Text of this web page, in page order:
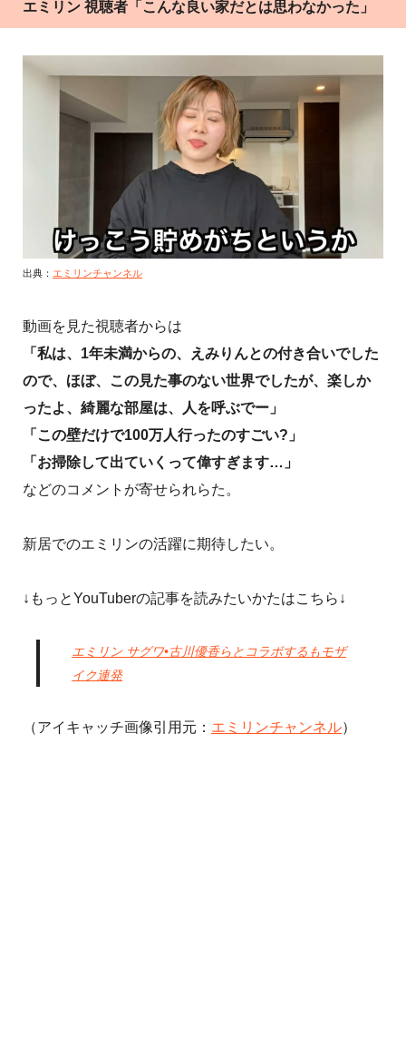
エミリン 視聴者「こんな良い家だとは思わなかった」
出典： エミリンチャンネル
動画を見た視聴者からは
「私は、1年未満からの、えみりんとの付き合いでした
ので、ほぼ、この見た事のない世界でしたが、楽しか
ったよ、綺麗な部屋は、人を呼ぶでー」
「この壁だけで100万人行ったのすごい?」
「お掃除して出ていくって偉すぎます…」
などのコメントが寄せられらた。
新居でのエミリンの活躍に期待したい。
↓もっとYouTuberの記事を読みたいかたはこちら↓
エミリン サグワ•古川優香らとコラボするもモザ
イク連発
（アイキャッチ画像引用元： エミリンチャンネル）